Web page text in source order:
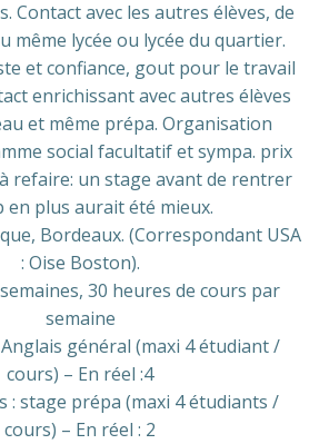
Contact avec les autres élèves, de
même lycée ou lycée du quartier.
et confiance, gout pour le travail
enrichissant avec autres élèves
et même prépa. Organisation
social facultatif et sympa. prix
à refaire: un stage avant de rentrer
en plus aurait été mieux.
Bordeaux. (Correspondant USA
: Oise Boston).
30 heures de cours par
semaine
général (maxi 4 étudiant /
cours) – En réel :4
: stage prépa (maxi 4 étudiants /
cours) – En réel : 2